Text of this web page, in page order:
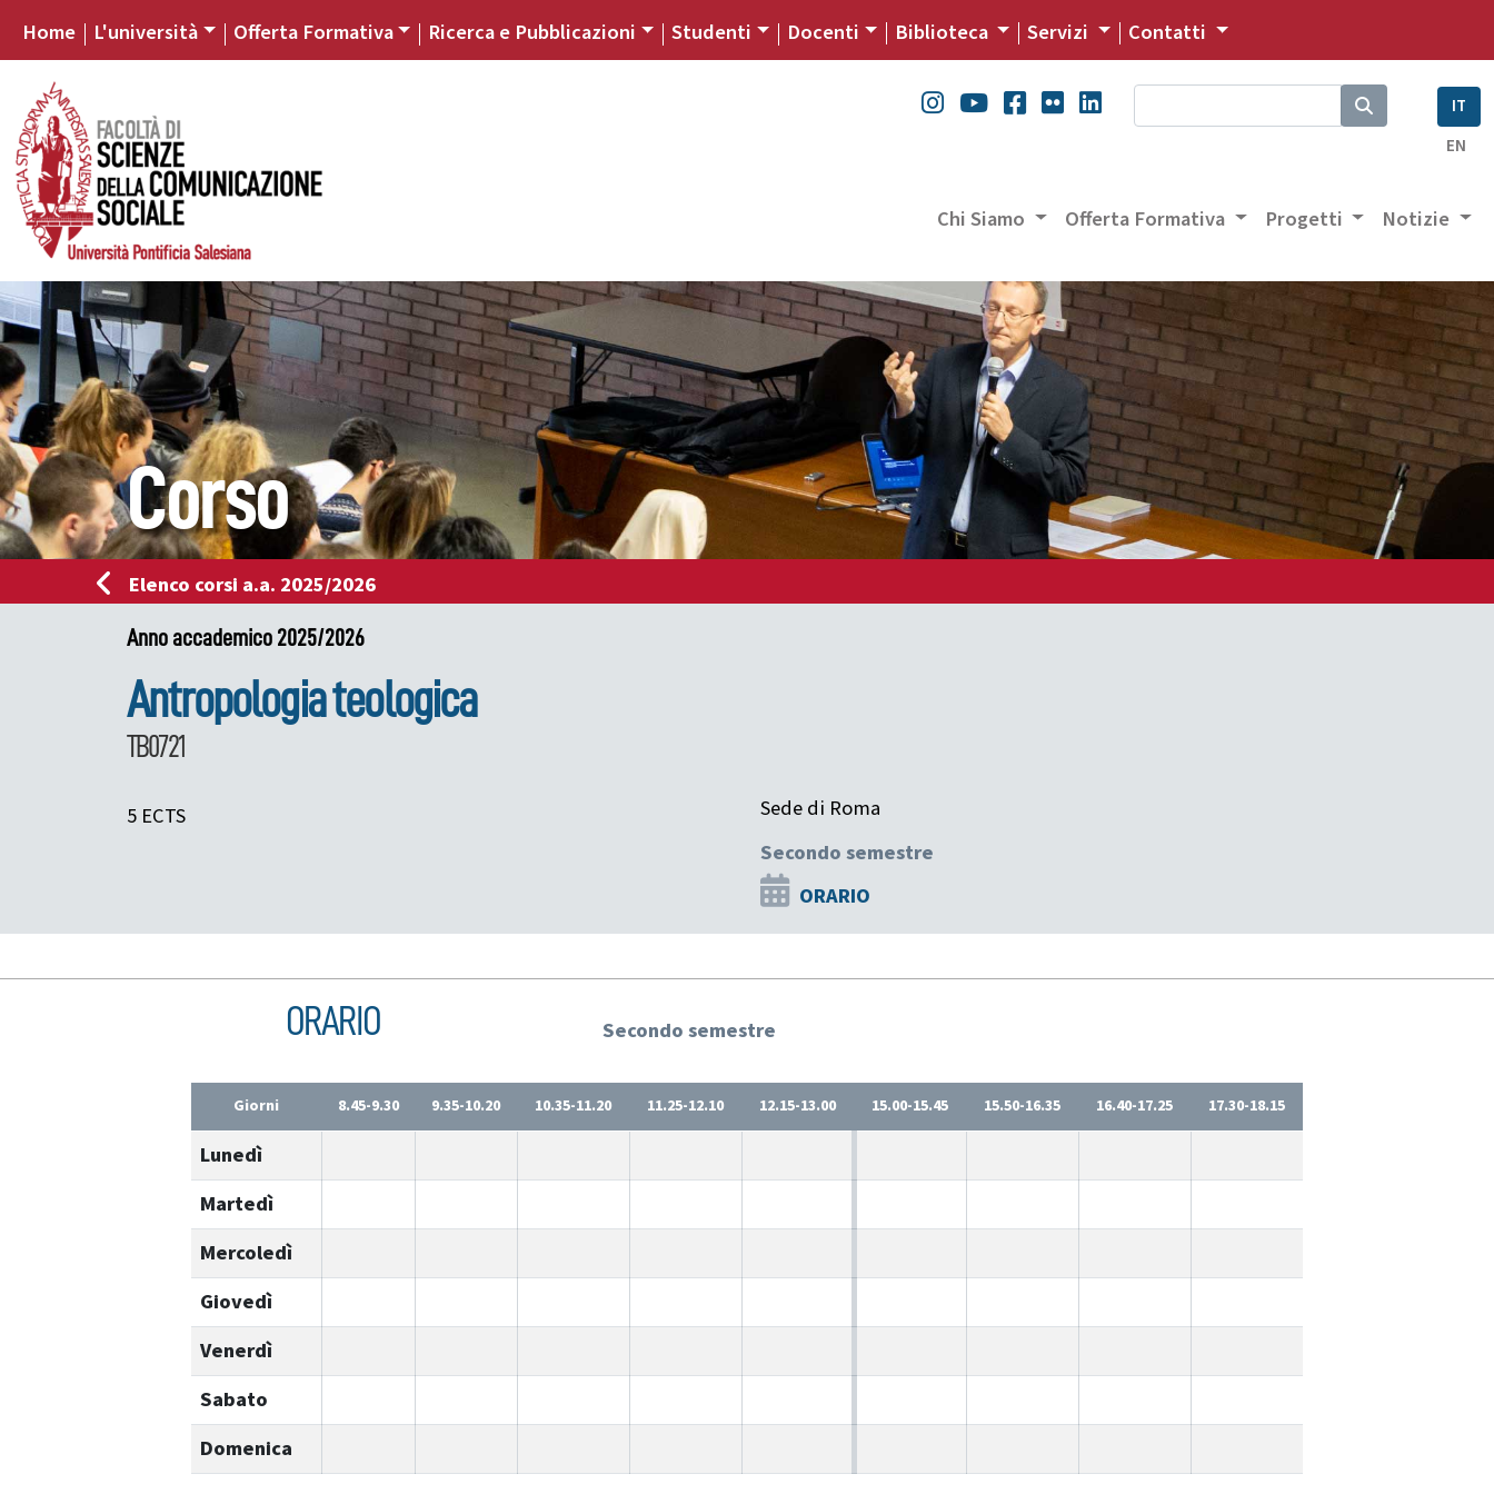
Home L'università Offerta Formativa Ricerca e Pubblicazioni Studenti Docenti Biblioteca Servizi Contatti
IT
EN
Chi Siamo Offerta Formativa Progetti Notizie
Corso
Elenco corsi a.a. 2025/2026
Anno accademico 2025/2026
Antropologia teologica
TB0721
5 ECTS
Sede di Roma
Secondo semestre
ORARIO
ORARIO Secondo semestre
Giorni 8.45-9.30 9.35-10.20 10.35-11.20 11.25-12.10 12.15-13.00 15.00-15.45 15.50-16.35 16.40-17.25 17.30-18.15
Lunedì
Martedì
Mercoledì
Giovedì
Venerdì
Sabato
Domenica